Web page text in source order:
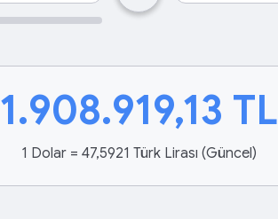
1.908.919,13 TL
1 Dolar = 47,5921 Türk Lirası (Güncel)